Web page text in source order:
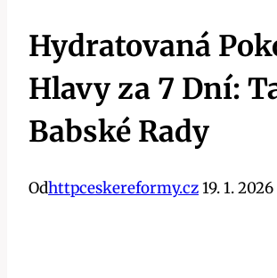
Hydratovaná
Hlavy za 7 Dní:
Babské Rady
Odhttpceskereformy.cz19. 1. 2026